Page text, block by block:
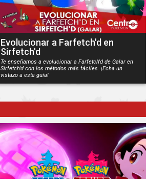
Evolucionar a Farfetch'd en
Sirfetch'd
Te enseñamos a evolucionar a Farfetch'd de Galar en
Sirfetch'd con los métodos más fáciles. ¡Echa un
vistazo a esta guía!